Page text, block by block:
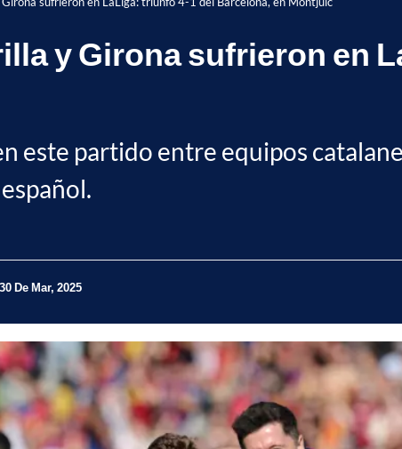
y Girona sufrieron en
este partido entre equipos
De Mar, 2025